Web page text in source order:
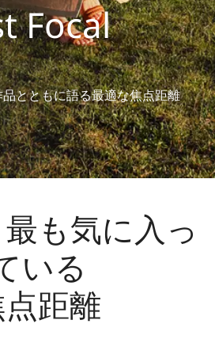
Focal
とともに語る最適な焦点距離
も気に入っ
いる
距離